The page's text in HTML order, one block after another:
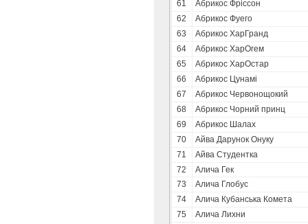
61
Абрикос Фріссон
62
Абрикос Фуего
63
Абрикос ХарГранд
64
Абрикос ХарОгем
65
Абрикос ХарОстар
66
Абрикос Цунамі
67
Абрикос Червонощокий
68
Абрикос Чорний принц
69
Абрикос Шалах
70
Айва Дарунок Онуку
71
Айва Студентка
72
Алича Гек
73
Алича Глобус
74
Алича Кубанська Комета
75
Алича Лихни